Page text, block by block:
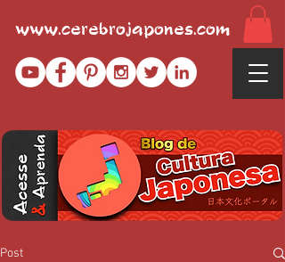
www.cerebrojapones.com
Post